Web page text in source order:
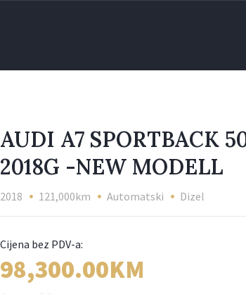
AUDI A7 SPORTBACK
2018G -NEW MODELL
2018 121,000km Automatski Dizel
98,300.00KM